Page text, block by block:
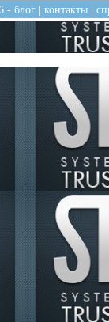
- блог | контакты |